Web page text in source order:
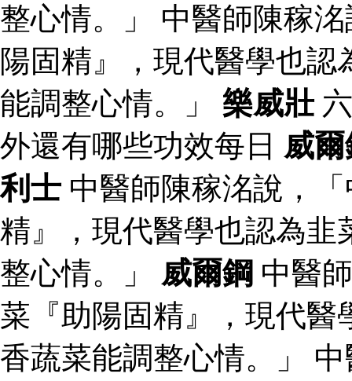
整心情。」 中醫師陳稼
陽固精』，現代醫學也
能調整心情。」 樂威壯
外還有哪些功效每日 威
利士 中醫師陳稼洺說，
精』，現代醫學也認為韭
整心情。」 威爾鋼 中醫
菜『助陽固精』，現代醫
香蔬菜能調整心情。」